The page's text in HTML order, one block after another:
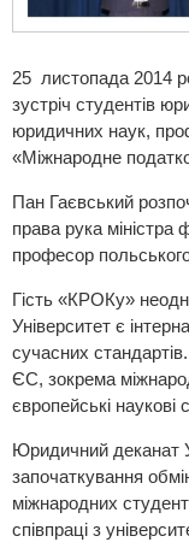
25 листопада 2014
зустріч студентів
юридичних наук,
«Міжнародне
Пан Гаєвський
права рука міністра
професор
Гість «КРОКу»
Університет є
сучасних
ЄС, зокрема
європейські
Юридичний деканат
започаткування
міжнародних
співпраці з